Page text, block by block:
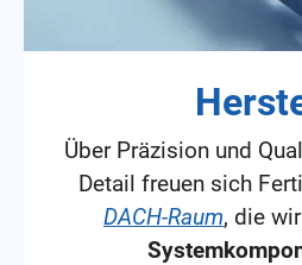
Über Präzision und
Detail freuen sich
DACH-Raum, die